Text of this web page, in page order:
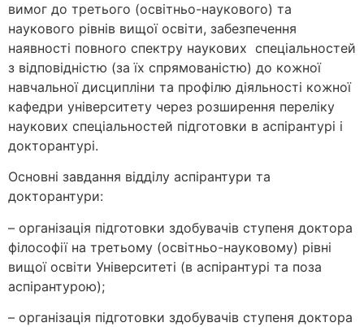
вимог до третього (освітньо-наукового) та
наукового рівнів вищої освіти, забезпечення
наявності повного спектру наукових спеціальностей
з відповідністю (за їх спрямованістю) до кожної
навчальної дисципліни та профілю діяльності кожної
кафедри університету через розширення переліку
наукових спеціальностей підготовки в аспірантурі і
докторантурі.
Основні завдання відділу аспірантури та
докторантури:
– організація підготовки здобувачів ступеня доктора
філософії на третьому (освітньо-науковому) рівні
вищої освіти Університеті (в аспірантурі та поза
аспірантурою);
– організація підготовки здобувачів ступеня доктора